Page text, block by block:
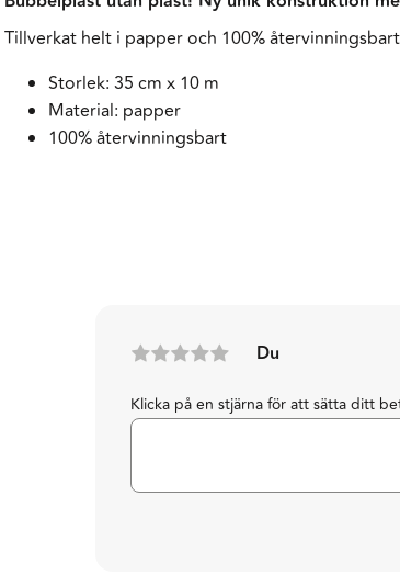
Tillverkat helt i papper och 100%
Storlek: 35 cm x 10 m
Material: papper
100% återvinningsbart
Du
Klicka på en stjärna för att sätta ditt